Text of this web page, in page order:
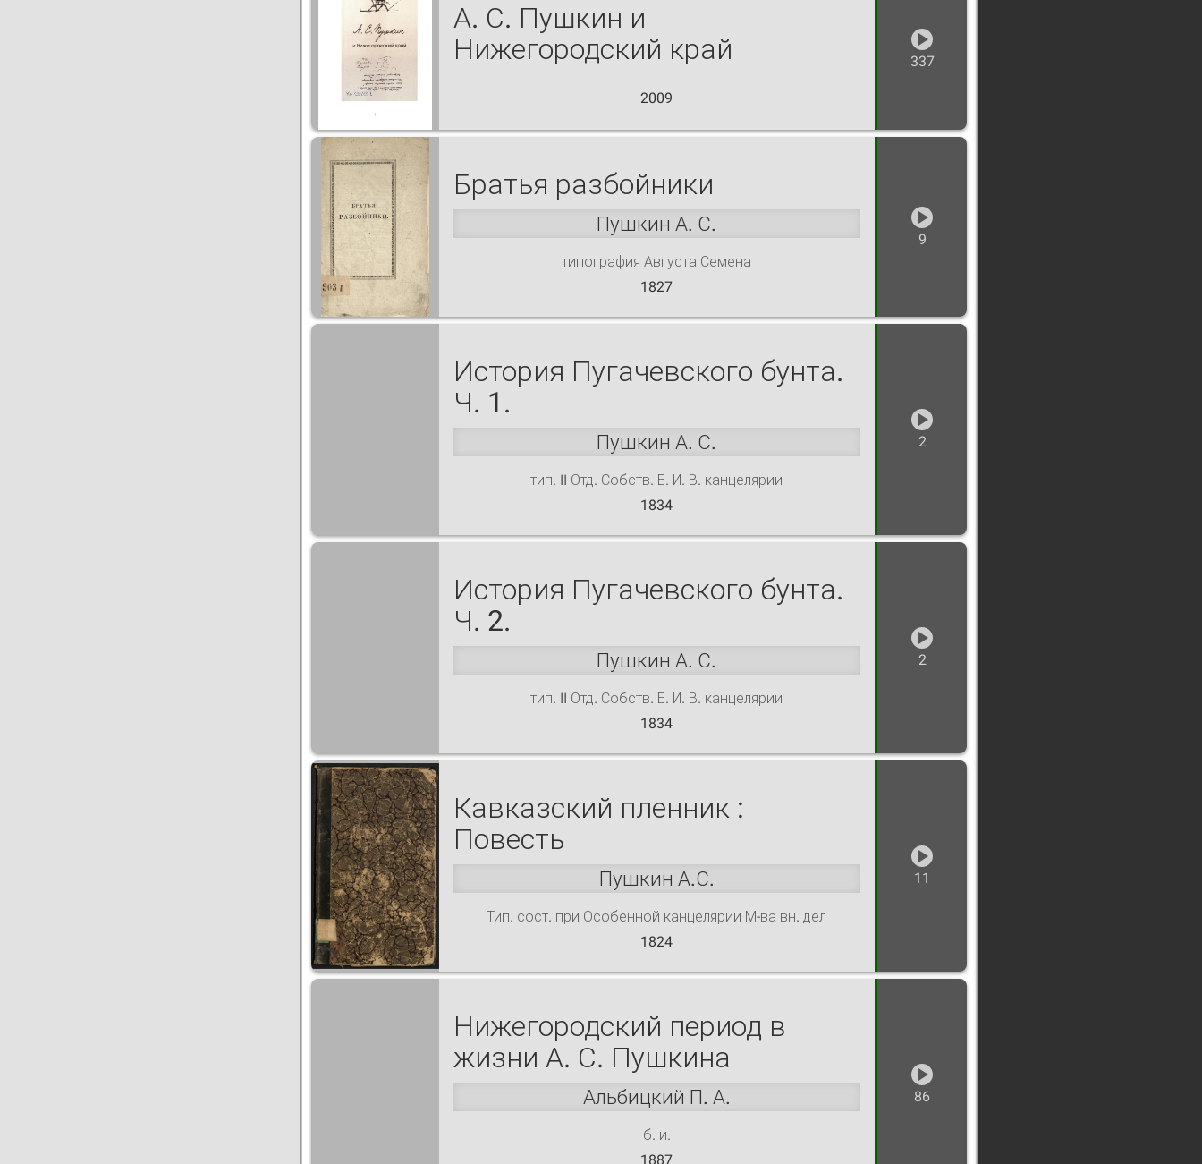
А. С. Пушкин и
Нижегородский край
2009
337
Братья разбойники
Пушкин А. С.
типография Августа Семена
1827
9
История Пугачевского бунта.
Ч. 1.
Пушкин А. С.
тип. II Отд. Собств. Е. И. В. канцелярии
1834
2
История Пугачевского бунта.
Ч. 2.
Пушкин А. С.
тип. II Отд. Собств. Е. И. В. канцелярии
1834
2
Кавказский пленник :
Повесть
Пушкин А.С.
Тип. сост. при Особенной канцелярии М-ва вн. дел
1824
11
Нижегородский период в
жизни А. С. Пушкина
Альбицкий П. А.
б. и.
1887
86